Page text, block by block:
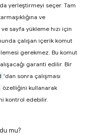
yerleştirmeyi seçer. Tam
ve
sayfa yükleme hızı için
çalışan içerik komut
gerekmez. Bu komut
garanti edilir. Bir
'dan sonra çalışması
özelliğini kullanarak
kontrol edebilir.
mu?